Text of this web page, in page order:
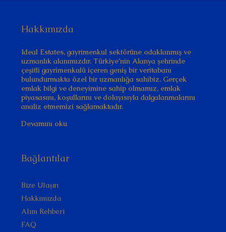
Hakkımızda
Ideal Estates, gayrimenkul sektörüne odaklanmış ve
uzmanlık alanımızdır. Türkiye’nin Alanya şehrinde
çeşitli gayrimenkulü içeren geniş bir veritabanı
bulundurmakta özel bir uzmanlığa sahibiz. Gerçek
emlak bilgi ve deneyimine sahip olmamız, emlak
piyasasını, koşullarını ve dolayısıyla dalgalanmalarını
analiz etmemizi sağlamaktadır.
Devamını oku
Bağlantılar
Bize Ulaşın
Hakkımızda
Alım Rehberi
FAQ